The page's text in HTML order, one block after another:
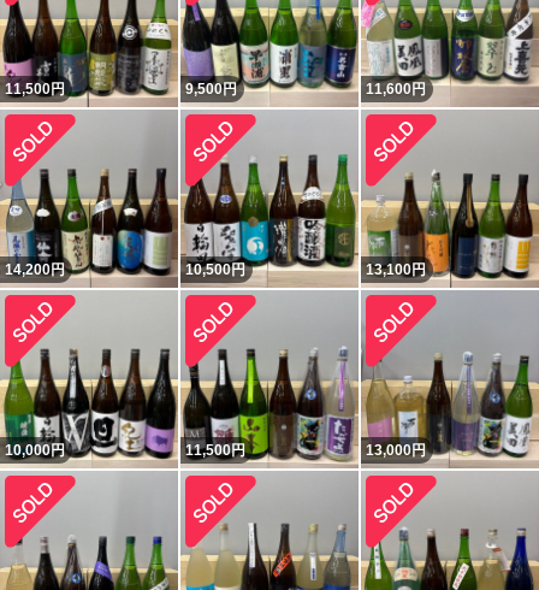
11,500円 9,500円 11,600円
14,200円 10,500円 13,100円
10,000円 11,500円 13,000円